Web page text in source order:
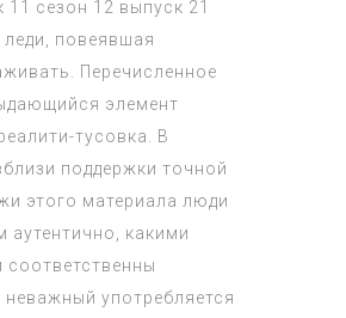
11 сезон 12 выпуск 21
повеявшая
Перечисленное
элемент
тусовка. В
поддержки точной
этого материала люди
аутентично, какими
соответственны
неважный употребляется